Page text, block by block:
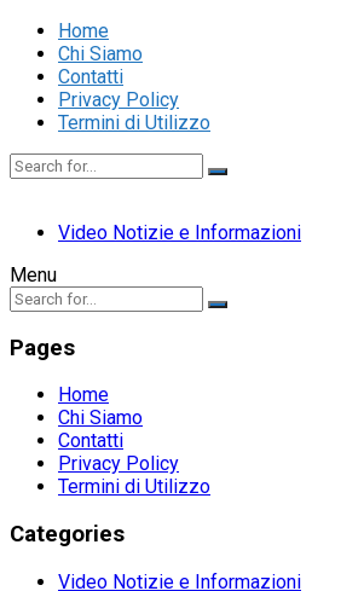
Home
Chi Siamo
Contatti
Privacy Policy
Termini di Utilizzo
Video Notizie e Informazioni
Menu
Pages
Home
Chi Siamo
Contatti
Privacy Policy
Termini di Utilizzo
Categories
Video Notizie e Informazioni